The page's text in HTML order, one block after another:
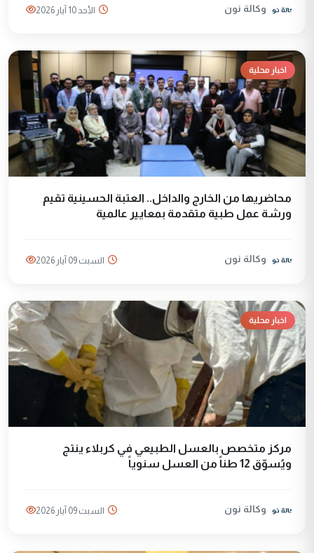
وكالة نون الأحد 10 آيار 2026
اخبار محلية
محاضريها من الخارج والداخل.. العتبة الحسينية تقيم
ورشة عمل طبية متقدمة بمعايير عالمية
وكالة نون السبت 09 آيار 2026
اخبار محلية
مركز متخصص بالعسل الطبيعي في كربلاء ينتج
ويُسوّق 12 طناً من العسل سنوياً
وكالة نون السبت 09 آيار 2026